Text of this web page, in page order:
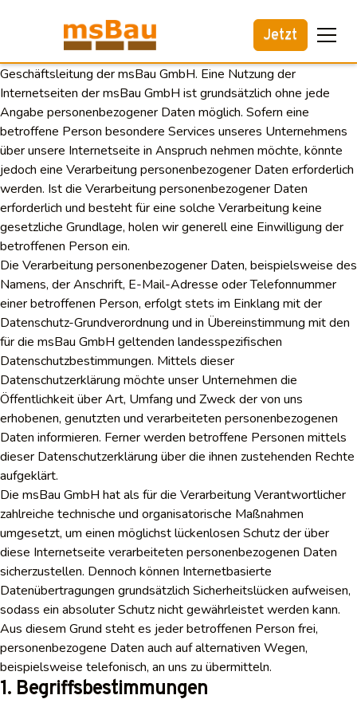
Jetzt
Wir freuen uns sehr über Ihr Interesse an unserem Unternehmen.
Datenschutz hat einen besonders hohen Stellenwert für die
Geschäftsleitung der msBau GmbH. Eine Nutzung der
Internetseiten der msBau GmbH ist grundsätzlich ohne jede
Angabe personenbezogener Daten möglich. Sofern eine
betroffene Person besondere Services unseres Unternehmens
über unsere Internetseite in Anspruch nehmen möchte, könnte
jedoch eine Verarbeitung personenbezogener Daten erforderlich
werden. Ist die Verarbeitung personenbezogener Daten
erforderlich und besteht für eine solche Verarbeitung keine
gesetzliche Grundlage, holen wir generell eine Einwilligung der
betroffenen Person ein.
Die Verarbeitung personenbezogener Daten, beispielsweise des
Namens, der Anschrift, E-Mail-Adresse oder Telefonnummer
einer betroffenen Person, erfolgt stets im Einklang mit der
Datenschutz-Grundverordnung und in Übereinstimmung mit den
für die msBau GmbH geltenden landesspezifischen
Datenschutzbestimmungen. Mittels dieser
Datenschutzerklärung möchte unser Unternehmen die
Öffentlichkeit über Art, Umfang und Zweck der von uns
erhobenen, genutzten und verarbeiteten personenbezogenen
Daten informieren. Ferner werden betroffene Personen mittels
dieser Datenschutzerklärung über die ihnen zustehenden Rechte
aufgeklärt.
Die msBau GmbH hat als für die Verarbeitung Verantwortlicher
zahlreiche technische und organisatorische Maßnahmen
umgesetzt, um einen möglichst lückenlosen Schutz der über
diese Internetseite verarbeiteten personenbezogenen Daten
sicherzustellen. Dennoch können Internetbasierte
Datenübertragungen grundsätzlich Sicherheitslücken aufweisen,
sodass ein absoluter Schutz nicht gewährleistet werden kann.
Aus diesem Grund steht es jeder betroffenen Person frei,
personenbezogene Daten auch auf alternativen Wegen,
beispielsweise telefonisch, an uns zu übermitteln.
1. Begriffsbestimmungen